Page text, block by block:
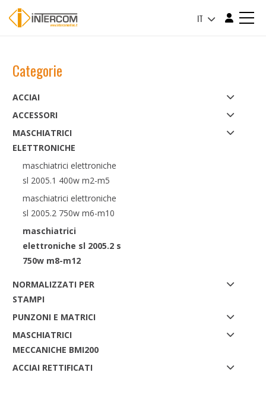
IT
Categorie
ACCIAI
ACCESSORI
MASCHIATRICI
ELETTRONICHE
maschiatrici elettroniche
sl 2005.1 400w m2-m5
maschiatrici elettroniche
sl 2005.2 750w m6-m10
maschiatrici
elettroniche sl 2005.2 s
750w m8-m12
NORMALIZZATI PER
STAMPI
PUNZONI E MATRICI
MASCHIATRICI
MECCANICHE BMI200
ACCIAI RETTIFICATI